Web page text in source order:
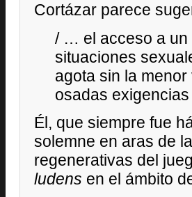
Cortázar parece
/ … el acceso a un
situaciones
agota sin la
osadas
Él, que siempre fue
solemne en aras de
regenerativas del
ludens en el ámbito